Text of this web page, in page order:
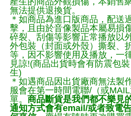
無法提供退換貨。
＊如商品為進口版商品，配送
擊，且由於音像製品本屬易損
碎裂、刮傷等影響正常播放以
外包裝（封面或外殼）撕裂、
等，因不影響使用及播放，一
見諒!(商品出貨時會有防震包
生)
＊如遇商品因出貨廠商無法製
服會在第一時間電聯/（或
單。 商品斷貨是我們都不樂見
通知方式會有email/或者致電